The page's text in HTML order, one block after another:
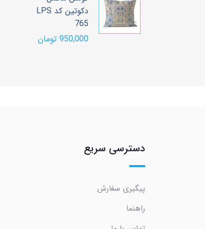
دکوتین کد LPS
765
950,000 تومان
دسترسی سریع
پیگیری سفارش
راهنما